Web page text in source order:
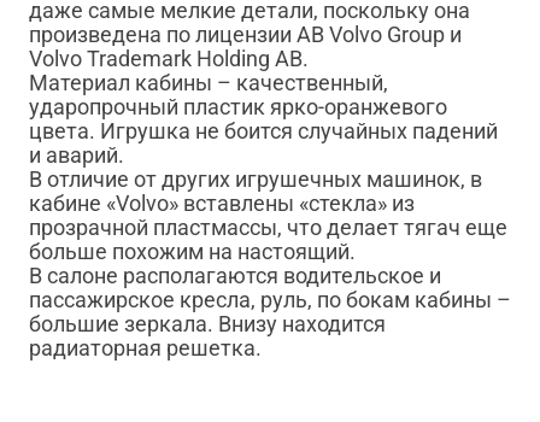
даже самые мелкие детали, поскольку она
произведена по лицензии AB Volvo Group и
Volvo Trademark Holding AB.
Материал кабины – качественный,
ударопрочный пластик ярко-оранжевого
цвета. Игрушка не боится случайных падений
и аварий.
В отличие от других игрушечных машинок, в
кабине «Volvo» вставлены «стекла» из
прозрачной пластмассы, что делает тягач еще
больше похожим на настоящий.
В салоне располагаются водительское и
пассажирское кресла, руль, по бокам кабины –
большие зеркала. Внизу находится
радиаторная решетка.